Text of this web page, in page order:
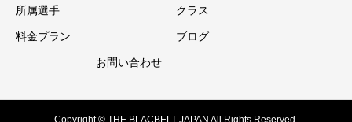
所属選手 クラス
料金プラン ブログ
お問い合わせ
Copyright © THE BLACBELT JAPAN All Rights Reserved.